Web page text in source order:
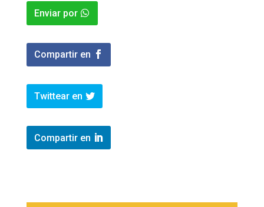
Enviar por
Compartir en
Twittear en
Compartir en